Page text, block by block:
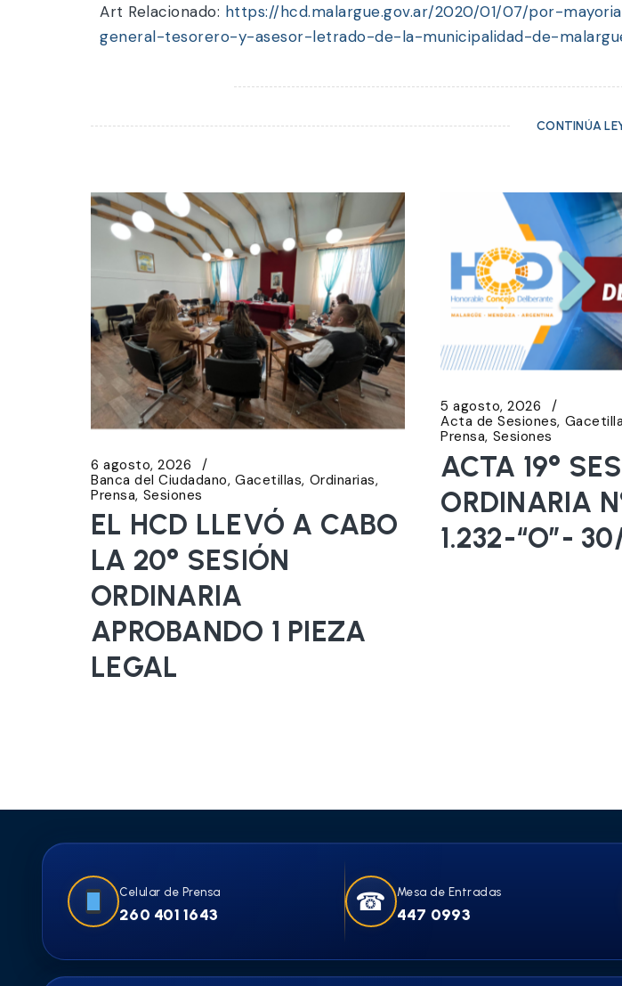
Art Relacionado: https://hcd.malargue.gov.ar/2020/01/07/por-
general-tesorero-y-asesor-letrado-de-la-municipalidad-de-
CONTINÚA
6 agosto, 2026
Banca del Ciudadano Gacetillas Ordinarias
Prensa Sesiones
EL HCD LLEVÓ A CABO
LA 20° SESIÓN
ORDINARIA
APROBANDO 1 PIEZA
LEGAL
5 agosto, 2026
Acta de Sesiones
Prensa Sesiones
ACTA 19°
ORDINARIA
1.232-“O”-
Celular de Prensa
260 401 1643 ☎ Mesa de Entradas
447 0993